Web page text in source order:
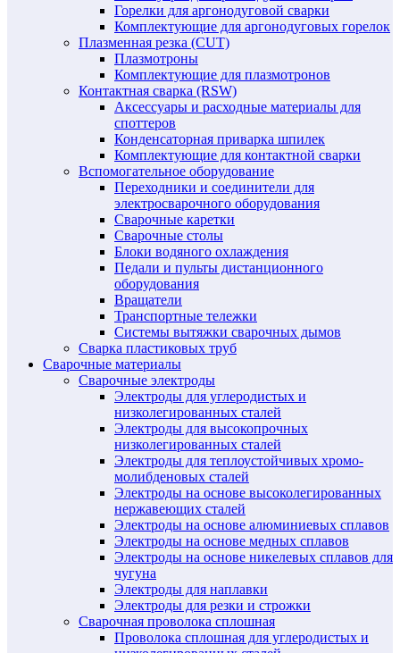
Горелки для аргонодуговой сварки
Комплектующие для аргонодуговых горелок
Плазменная резка (CUT)
Плазмотроны
Комплектующие для плазмотронов
Контактная сварка (RSW)
Аксессуары и расходные материалы для
споттеров
Конденсаторная приварка шпилек
Комплектующие для контактной сварки
Вспомогательное оборудование
Переходники и соединители для
электросварочного оборудования
Сварочные каретки
Сварочные столы
Блоки водяного охлаждения
Педали и пульты дистанционного
оборудования
Вращатели
Транспортные тележки
Системы вытяжки сварочных дымов
Сварка пластиковых труб
Сварочные материалы
Сварочные электроды
Электроды для углеродистых и
низколегированных сталей
Электроды для высокопрочных
низколегированных сталей
Электроды для теплоустойчивых хромо-
молибденовых сталей
Электроды на основе высоколегированных
нержавеющих сталей
Электроды на основе алюминиевых сплавов
Электроды на основе медных сплавов
Электроды на основе никелевых сплавов для
чугуна
Электроды для наплавки
Электроды для резки и строжки
Сварочная проволока сплошная
Проволока сплошная для углеродистых и